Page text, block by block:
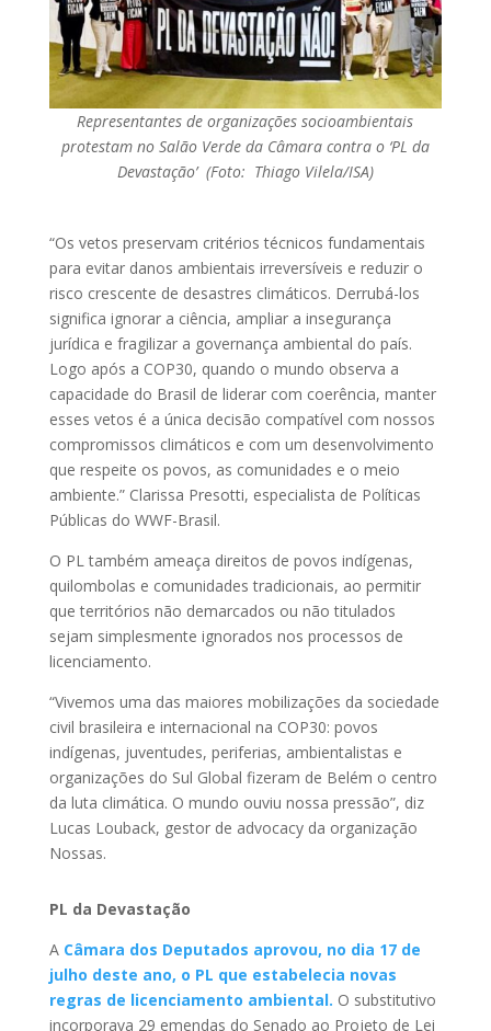
Representantes de organizações socioambientais
protestam no Salão Verde da Câmara contra o ‘PL da
Devastação’ (Foto: Thiago Vilela/ISA)
“Os vetos preservam critérios técnicos fundamentais
para evitar danos ambientais irreversíveis e reduzir o
risco crescente de desastres climáticos. Derrubá-los
significa ignorar a ciência, ampliar a insegurança
jurídica e fragilizar a governança ambiental do país.
Logo após a COP30, quando o mundo observa a
capacidade do Brasil de liderar com coerência, manter
esses vetos é a única decisão compatível com nossos
compromissos climáticos e com um desenvolvimento
que respeite os povos, as comunidades e o meio
ambiente.” Clarissa Presotti, especialista de Políticas
Públicas do WWF-Brasil.
O PL também ameaça direitos de povos indígenas,
quilombolas e comunidades tradicionais, ao permitir
que territórios não demarcados ou não titulados
sejam simplesmente ignorados nos processos de
licenciamento.
“Vivemos uma das maiores mobilizações da sociedade
civil brasileira e internacional na COP30: povos
indígenas, juventudes, periferias, ambientalistas e
organizações do Sul Global fizeram de Belém o centro
da luta climática. O mundo ouviu nossa pressão”, diz
Lucas Louback, gestor de advocacy da organização
Nossas.
PL da Devastação
A Câmara dos Deputados aprovou, no dia 17 de
julho deste ano, o PL que estabelecia novas
regras de licenciamento ambiental. O substitutivo
incorporava 29 emendas do Senado ao Projeto de Lei